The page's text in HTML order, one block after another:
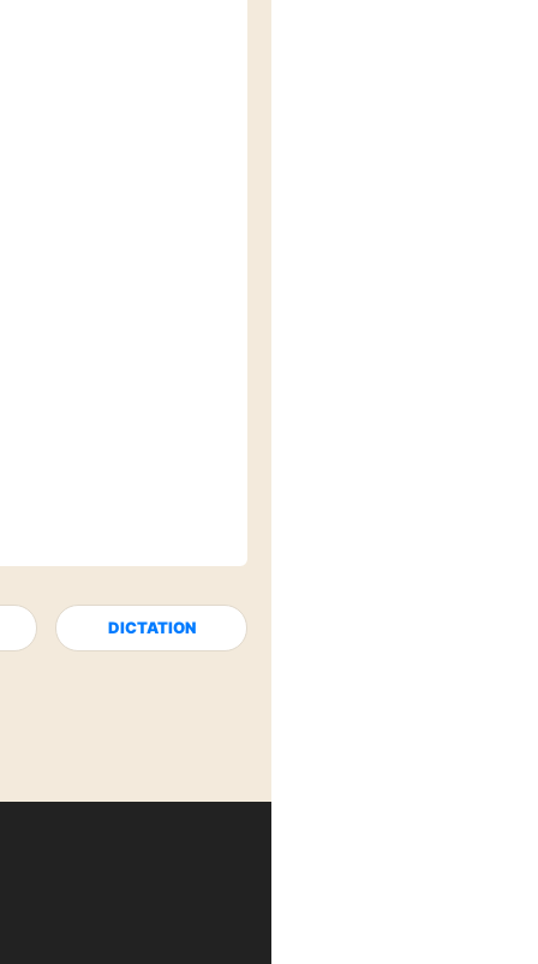
DICTATION